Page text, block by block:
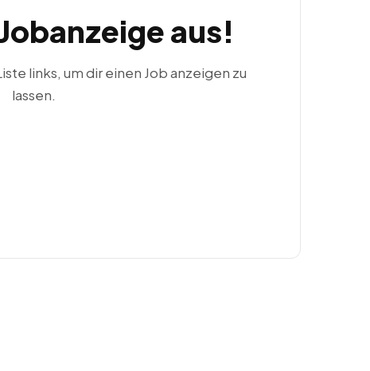
aus!
links, um dir einen Job anzeigen zu
lassen.